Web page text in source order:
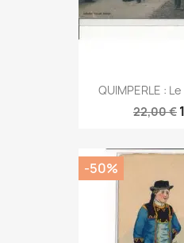
QUIMPERLE :
22,00 €
-50%